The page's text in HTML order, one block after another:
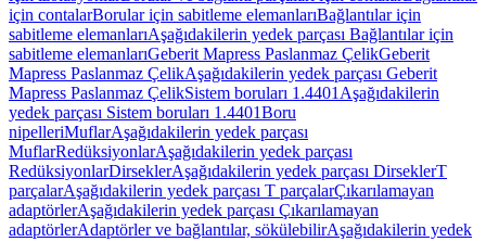
için contalarBorular için sabitleme elemanlarıBağlantılar için
sabitleme elemanlarıAşağıdakilerin yedek parçası Bağlantılar için
sabitleme elemanlarıGeberit Mapress Paslanmaz ÇelikGeberit
Mapress Paslanmaz ÇelikAşağıdakilerin yedek parçası Geberit
Mapress Paslanmaz ÇelikSistem boruları 1.4401 Aşağıdakilerin
yedek parçası Sistem boruları 1.4401Boru
nipelleriMuflarAşağıdakilerin yedek parçası
MuflarRedüksiyonlarAşağıdakilerin yedek parçası
RedüksiyonlarDirseklerAşağıdakilerin yedek parçası DirseklerT
parçalarAşağıdakilerin yedek parçası T parçalarÇıkarılamayan
adaptörlerAşağıdakilerin yedek parçası Çıkarılamayan
adaptörlerAdaptörler ve bağlantılar, sökülebilirAşağıdakilerin yedek